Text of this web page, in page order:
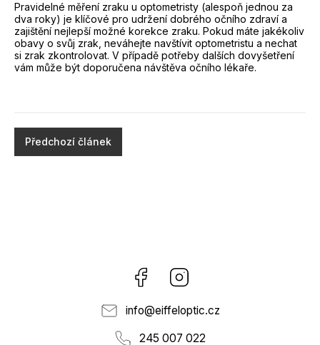
Pravidelné měření zraku u optometristy (alespoň jednou za
dva roky) je klíčové pro udržení dobrého očního zdraví a
zajištění nejlepší možné korekce zraku. Pokud máte jakékoliv
obavy o svůj zrak, neváhejte navštívit optometristu a nechat
si zrak zkontrolovat. V případě potřeby dalších dovyšetření
vám může být doporučena návštěva očního lékaře.
Předchozí článek
Facebook
info@eiffeloptic.cz
245 007 022